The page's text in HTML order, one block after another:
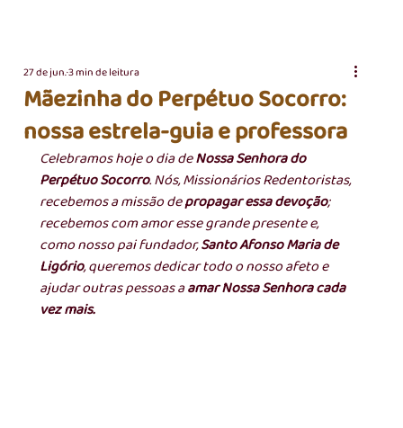
Mãezinha do Perpétuo Socorro:
nossa estrela-guia e professora
27 de jun.3 min de leitura
Celebramos hoje o dia de Nossa Senhora do
Perpétuo Socorro. Nós, Missionários Redentoristas,
recebemos a missão de propagar essa devoção;
recebemos com amor esse grande presente e,
como nosso pai fundador, Santo Afonso Maria de
Ligório, queremos dedicar todo o nosso afeto e
ajudar outras pessoas a amar Nossa Senhora cada
vez mais.